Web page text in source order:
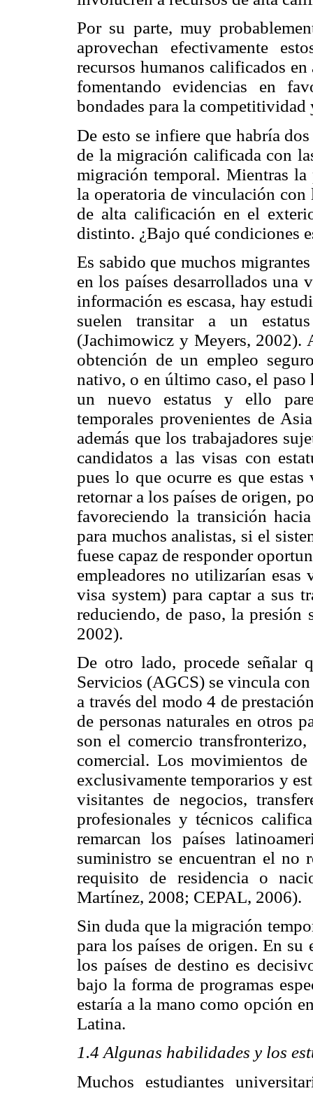
Por su parte, muy
aprovechan efectivamente
recursos humanos calificados
fomentando evidencias en
bondades para la
De esto se infiere que habría
de la migración calificada con
migración temporal. Mientras la
la operatoria de vinculación
de alta calificación en el
distinto. ¿Bajo qué condiciones
Es sabido que muchos
en los países desarrollados una
información es escasa, hay
suelen transitar a un
(Jachimowicz y Meyers, 2002).
obtención de un empleo
nativo, o en último caso, el
un nuevo estatus y ello
temporales provenientes de
además que los trabajadores
candidatos a las visas con
pues lo que ocurre es que
retornar a los países de origen,
favoreciendo la transición
para muchos analistas, si el
fuese capaz de responder
empleadores no utilizarían
visa system) para captar a sus
reduciendo, de paso, la presión
2002).
De otro lado, procede señalar
Servicios (AGCS) se vincula
a través del modo 4 de
de personas naturales en otros
son el comercio
comercial. Los movimientos de
exclusivamente temporarios y
visitantes de negocios,
profesionales y técnicos
remarcan los países
suministro se encuentran el
requisito de residencia o
Martínez, 2008; CEPAL, 2006).
Sin duda que la migración
para los países de origen. En
los países de destino es
bajo la forma de programas
estaría a la mano como opción
Latina.
1.4 Algunas habilidades y los
Muchos estudiantes